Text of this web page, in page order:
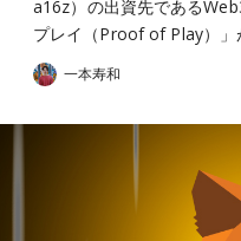
a16z）の出資先である
プレイ（Proof of Play）
一本寿和